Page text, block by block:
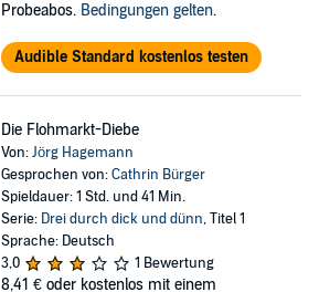
Probeabos. Bedingungen gelten.
Audible Standard kostenlos testen
Die Flohmarkt-Diebe
Von:Jörg Hagemann
Gesprochen von:Cathrin Bürger
Spieldauer: 1 Std. und 41 Min.
Serie: Drei durch dick und dünn, Titel 1
Sprache: Deutsch
3,0
1 Bewertung
8,41 € oder kostenlos mit einem